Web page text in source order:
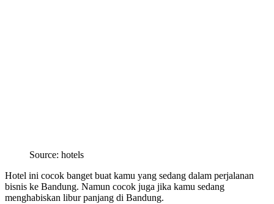
Source: hotels
Hotel ini cocok banget buat kamu yang sedang dalam perjalanan
bisnis ke Bandung. Namun cocok juga jika kamu sedang
menghabiskan libur panjang di Bandung.